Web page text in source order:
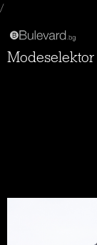
/
Modeselektor